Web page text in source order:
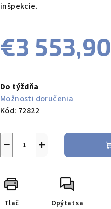
inšpekcie.
€3 553,90
cena:
Do týždňa
Možnosti doručenia
Kód: 72822
+
−
Tlač Opýtať sa